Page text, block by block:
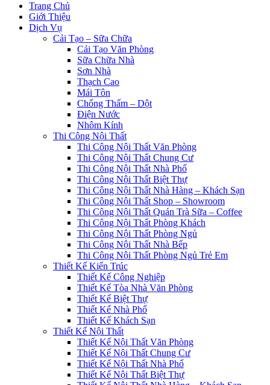
Trang Chủ
Giới Thiệu
Dịch Vụ
Cải Tạo – Sữa Chữa
Cải Tạo Văn Phòng
Sữa Chữa Nhà
Sơn Nhà
Thạch Cao
Mái Tôn
Chống Thấm – Dột
Điện Nước
Nhôm Kính
Thi Công Nội Thất
Thi Công Nội Thất Văn Phòng
Thi Công Nội Thất Chung Cư
Thi Công Nội Thất Nhà Phố
Thi Công Nội Thất Biệt Thự
Thi Công Nội Thất Nhà Hàng – Khách Sạn
Thi Công Nội Thất Shop – Showroom
Thi Công Nội Thất Quán Trà Sữa – Coffee
Thi Công Nội Thất Phòng Khách
Thi Công Nội Thất Phòng Ngủ
Thi Công Nội Thất Nhà Bếp
Thi Công Nội Thất Phòng Ngủ Trẻ Em
Thiết Kế Kiến Trúc
Thiết Kế Công Nghiệp
Thiết Kế Tòa Nhà Văn Phòng
Thiết Kế Biệt Thự
Thiết Kế Nhà Phố
Thiết Kế Khách Sạn
Thiết Kế Nội Thất
Thiết Kế Nội Thất Văn Phòng
Thiết Kế Nội Thất Chung Cư
Thiết Kế Nội Thất Nhà Phố
Thiết Kế Nội Thất Biệt Thự